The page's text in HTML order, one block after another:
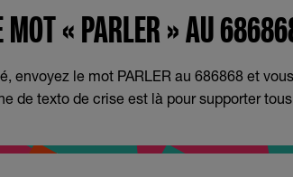
MOT « PARLER » AU
envoyez le mot PARLER au 686868 et
de texto de crise est là pour supporter